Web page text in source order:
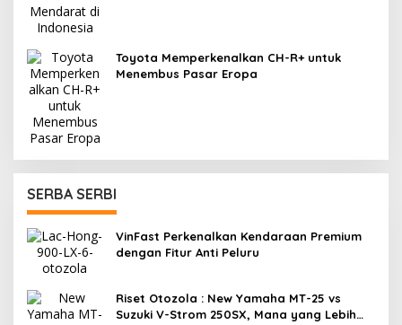
Toyota Memperkenalkan CH-R+ untuk
Menembus Pasar Eropa
SERBA SERBI
VinFast Perkenalkan Kendaraan Premium
dengan Fitur Anti Peluru
Riset Otozola : New Yamaha MT-25 vs
Suzuki V-Strom 250SX, Mana yang Lebih